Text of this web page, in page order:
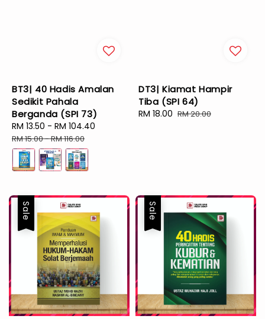
BT3| 40 Hadis Amalan
Sedikit Pahala
Berganda (SPI 73)
Sale
price
RM 13.50 - RM 104.40
RM 15.00-RM 116.00
DT3| Kiamat Hampir
Tiba (SPI 64)
Sale
RM 18.00 Regular
RM 20.00
Sale Sale